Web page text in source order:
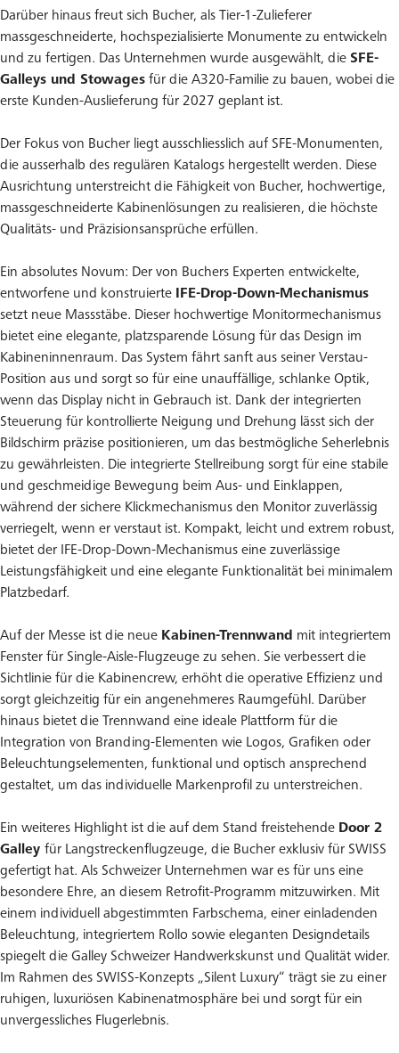
Darüber hinaus freut sich Bucher, als Tier-1-Zulieferer
massgeschneiderte, hochspezialisierte Monumente zu entwickeln
und zu fertigen. Das Unternehmen wurde ausgewählt, die SFE-
Galleys und Stowages für die A320-Familie zu bauen, wobei die
erste Kunden-Auslieferung für 2027 geplant ist.
Der Fokus von Bucher liegt ausschliesslich auf SFE-Monumenten,
die ausserhalb des regulären Katalogs hergestellt werden. Diese
Ausrichtung unterstreicht die Fähigkeit von Bucher, hochwertige,
massgeschneiderte Kabinenlösungen zu realisieren, die höchste
Qualitäts- und Präzisionsansprüche erfüllen.
Ein absolutes Novum: Der von Buchers Experten entwickelte,
entworfene und konstruierte
IFE-Drop-Down-Mechanismus
setzt neue Massstäbe. Dieser hochwertige Monitormechanismus
bietet eine elegante, platzsparende Lösung für das Design im
Kabineninnenraum. Das System fährt sanft aus seiner Verstau-
Position aus und sorgt so für eine unauffällige, schlanke Optik,
wenn das Display nicht in Gebrauch ist. Dank der integrierten
Steuerung für kontrollierte Neigung und Drehung lässt sich der
Bildschirm präzise positionieren, um das bestmögliche Seherlebnis
zu gewährleisten. Die integrierte Stellreibung sorgt für eine stabile
und geschmeidige Bewegung beim Aus- und Einklappen,
während der sichere Klickmechanismus den Monitor zuverlässig
verriegelt, wenn er verstaut ist. Kompakt, leicht und extrem robust,
bietet der IFE-Drop-Down-Mechanismus eine zuverlässige
Leistungsfähigkeit und eine elegante Funktionalität bei minimalem
Platzbedarf.
Auf der Messe ist die neue Kabinen-Trennwand mit integriertem
Fenster für Single-Aisle-Flugzeuge zu sehen. Sie verbessert die
Sichtlinie für die Kabinencrew, erhöht die operative Effizienz und
sorgt gleichzeitig für ein angenehmeres Raumgefühl. Darüber
hinaus bietet die Trennwand eine ideale Plattform für die
Integration von Branding-Elementen wie Logos, Grafiken oder
Beleuchtungselementen, funktional und optisch ansprechend
gestaltet, um das individuelle Markenprofil zu unterstreichen.
Ein weiteres Highlight ist die auf dem Stand freistehende Door 2
Galley für Langstreckenflugzeuge, die Bucher exklusiv für SWISS
gefertigt hat. Als Schweizer Unternehmen war es für uns eine
besondere Ehre, an diesem Retrofit-Programm mitzuwirken. Mit
einem individuell abgestimmten Farbschema, einer einladenden
Beleuchtung, integriertem Rollo sowie eleganten Designdetails
spiegelt die Galley Schweizer Handwerkskunst und Qualität wider.
Im Rahmen des SWISS-Konzepts „Silent Luxury“ trägt sie zu einer
ruhigen, luxuriösen Kabinenatmosphäre bei und sorgt für ein
unvergessliches Flugerlebnis.